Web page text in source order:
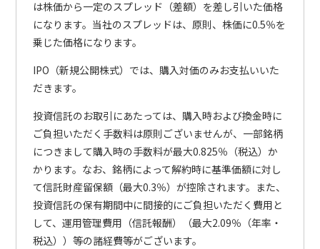
は株価から一定のスプレッド（差額）を差し引いた価格
になります。当社のスプレッドは、原則、株価に0.5％を
乗じた価格になります。
IPO（新規公開株式）では、購入対価のみお支払いいた
だきます。
投資信託のお取引にあたっては、購入時および換金時に
ご負担いただく手数料は原則ございませんが、一部銘柄
につきまして購入時の手数料が最大0.825％（税込）か
かります。なお、銘柄によって解約時に基準価額に対し
て信託財産留保額（最大0.3％）が控除されます。また、
投資信託の保有期間中に間接的にご負担いただく費用と
して、運用管理費用（信託報酬）（最大2.09％（年率・
税込））等の諸経費等がございます。